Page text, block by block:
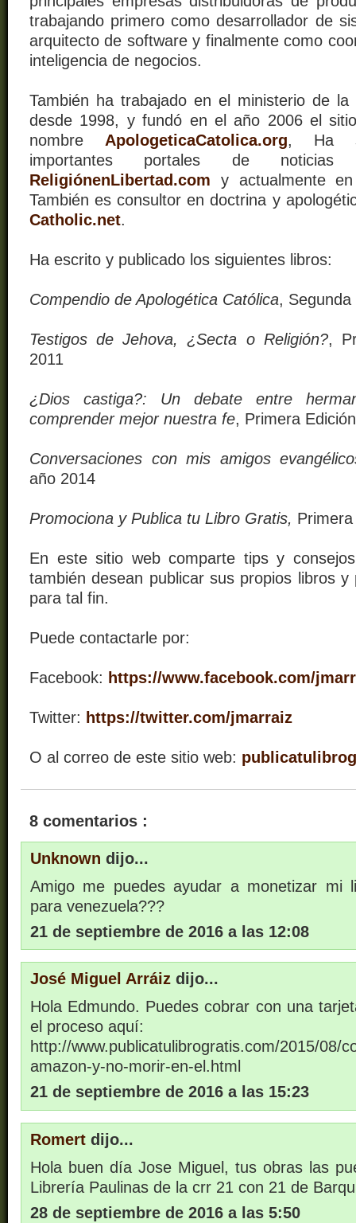
trabajando primero como desarrollador de
arquitecto de software y finalmente como
inteligencia de negocios.
También ha trabajado en el ministerio de la
desde 1998, y fundó en el año 2006 el
nombre ApologeticaCatolica.org, Ha
importantes portales de noticias
ReligiónenLibertad.com y actualmente
También es consultor en doctrina y
Catholic.net.
Ha escrito y publicado los siguientes libros:
Compendio de Apologética Católica,
Testigos de Jehova, ¿Secta o Religión?,
2011
¿Dios castiga?: Un debate entre
comprender mejor nuestra fe, Primera
Conversaciones con mis amigos
año 2014
Promociona y Publica tu Libro Gratis,
En este sitio web comparte tips y
también desean publicar sus propios libros
para tal fin.
Puede contactarle por:
Facebook: https://www.facebook.com/
Twitter: https://twitter.com/jmarraiz
O al correo de este sitio web:
8 comentarios :
Unknown dijo...
Amigo me puedes ayudar a monetizar mi
para venezuela???
21 de septiembre de 2016 a las 12:08
José Miguel Arráiz dijo...
Hola Edmundo. Puedes cobrar con una
el proceso aquí:
http://www.publicatulibrogratis.com/2015/08/
amazon-y-no-morir-en-el.html
21 de septiembre de 2016 a las 15:23
Romert dijo...
Hola buen día Jose Miguel, tus obras las
Librería Paulinas de la crr 21 con 21 de
28 de septiembre de 2016 a las 5:50